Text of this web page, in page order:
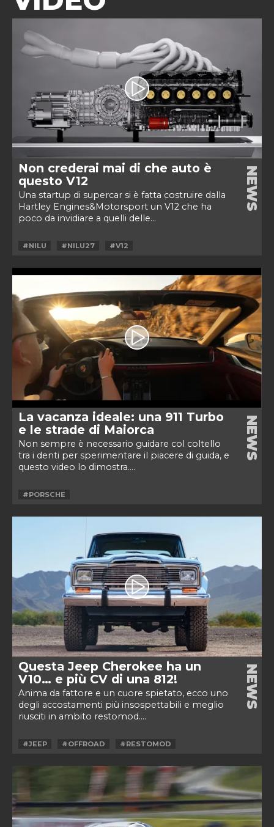
Non crederai mai di che auto è
questo V12
Una startup di supercar si è fatta costruire dalla
Hartley Engines&Motorsport un V12 che ha
poco da invidiare a quelli delle...
NEWS
#NILU #NILU27 #V12
La vacanza ideale: una 911 Turbo
e le strade di Maiorca
Non sempre è necessario guidare col coltello
tra i denti per sperimentare il piacere di guida, e
questo video lo dimostra....
NEWS
#PORSCHE
Questa Jeep Cherokee ha un
V10… e più CV di una 812!
Anima da fattore e un cuore spietato, ecco uno
degli accostamenti più insospettabili e meglio
riusciti in ambito restomod....
NEWS
#JEEP #OFFROAD #RESTOMOD